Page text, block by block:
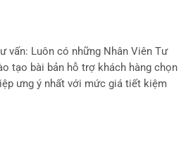
vấn: Luôn có những Nhân Viên Tư
tạo bài bản hỗ trợ khách hàng chọn
ưng ý nhất với mức giá tiết kiệm